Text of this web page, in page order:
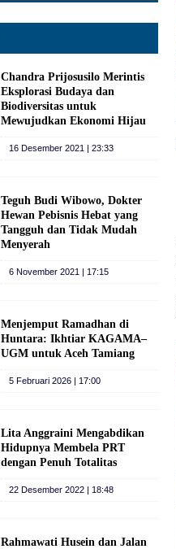
Chandra Prijosusilo Merintis
Eksplorasi Budaya dan
Biodiversitas untuk
Mewujudkan Ekonomi Hijau
16 Desember 2021 | 23:33
Teguh Budi Wibowo, Dokter
Hewan Pebisnis Hebat yang
Tangguh dan Tidak Mudah
Menyerah
6 November 2021 | 17:15
Menjemput Ramadhan di
Huntara: Ikhtiar KAGAMA–
UGM untuk Aceh Tamiang
5 Februari 2026 | 17:00
Lita Anggraini Mengabdikan
Hidupnya Membela PRT
dengan Penuh Totalitas
22 Desember 2022 | 18:48
Rahmawati Husein dan Jalan